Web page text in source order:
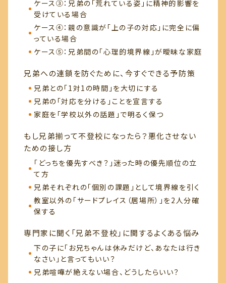
ケース③：兄弟の「荒れている姿」に精神的影響を
受けている場合
ケース④：親の意識が「上の子の対応」に完全に偏
っている場合
ケース⑤：兄弟間の「心理的境界線」が曖昧な家庭
兄弟への連鎖を防ぐために、今すぐできる予防策
兄弟との「1対1の時間」を大切にする
兄弟の「対応を分ける」ことを宣言する
家庭を「学校以外の話題」で明るく保つ
もし兄弟揃って不登校になったら？悪化させない
ための接し方
「どっちを優先すべき？」迷った時の優先順位の立
て方
兄弟それぞれの「個別の課題」として境界線を引く
教室以外の「サードプレイス（居場所）」を2人分確
保する
専門家に聞く「兄弟不登校」に関するよくある悩み
下の子に「お兄ちゃんは休みだけど、あなたは行き
なさい」と言ってもいい？
兄弟喧嘩が絶えない場合、どうしたらいい？